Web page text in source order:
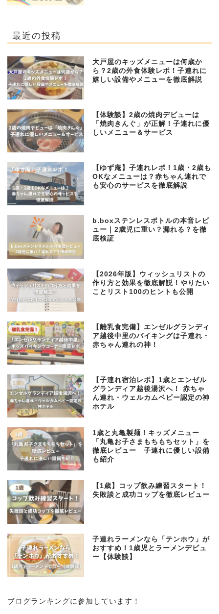
最近の投稿
大戸屋のキッズメニューは何歳か
ら？2歳の外食体験レポ！子連れに
嬉しい設備やメニューを徹底解説
【体験談】2歳の焼肉デビューは
「焼肉きんぐ」が正解！子連れに優
しいメニュー＆サービス
【ゆず庵】子連れレポ！1歳・2歳も
OKなメニューは？赤ちゃん連れで
も安心のサービスを徹底解説
b.boxステンレスボトルの本音レビ
ュー｜2歳児に重い？漏れる？を徹
底検証
【2026年版】ウィッシュリストの
作り方と効果を徹底解説！やりたい
ことリスト100のヒントも公開
【離乳食完備】エンゼルグランディ
ア越後中里のバイキングは子連れ・
赤ちゃん連れの神！
【子連れ宿泊レポ】1歳とエンゼル
グランディア越後湯沢へ！ 赤ちゃ
ん連れ・ウェルカムベビー認定の神
ホテル
1歳と丸亀製麺！キッズメニュー
「丸亀お子さまもちもちセット」を
徹底レビュー 子連れに優しい設備
も紹介
【1歳】コップ飲み練習スタート！
失敗談と成功コップを徹底レビュー
子連れラーメンなら「テンホウ」が
おすすめ！1歳児とラーメンデビュ
ー【体験談】
ブログランキングに参加しています！プロフィール